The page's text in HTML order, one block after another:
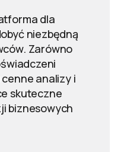
dla
niezbędną
Zarówno
analizy i
skuteczne
biznesowych